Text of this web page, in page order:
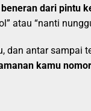
dari pintu
atau “nanti
dan antar sampai
kamu